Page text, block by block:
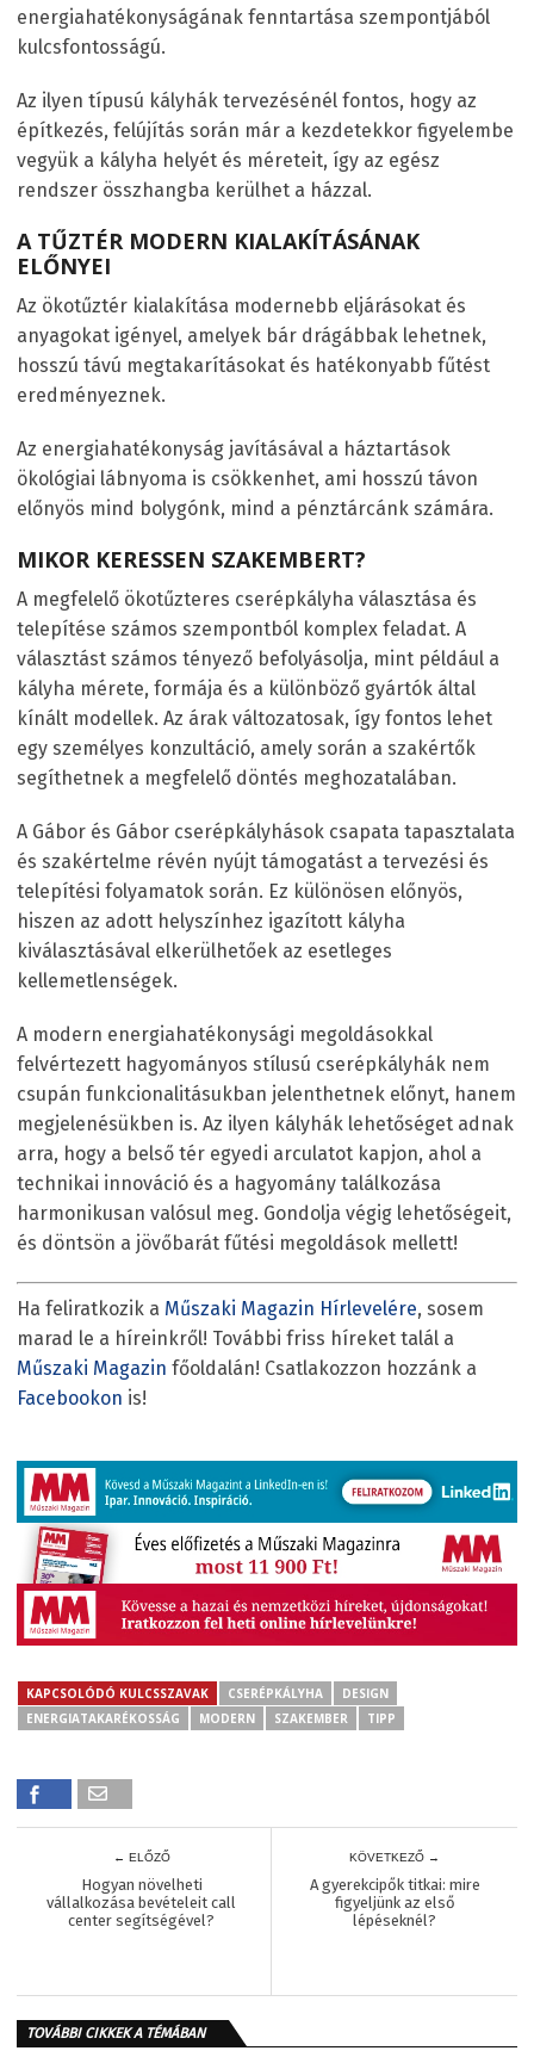
energiahatékonyságának fenntartása szempontjából
kulcsfontosságú.
Az ilyen típusú kályhák tervezésénél fontos, hogy az
építkezés, felújítás során már a kezdetekkor figyelembe
vegyük a kályha helyét és méreteit, így az egész
rendszer összhangba kerülhet a házzal.
A TŰZTÉR MODERN KIALAKÍTÁSÁNAK
ELŐNYEI
Az ökotűztér kialakítása modernebb eljárásokat és
anyagokat igényel, amelyek bár drágábbak lehetnek,
hosszú távú megtakarításokat és hatékonyabb fűtést
eredményeznek.
Az energiahatékonyság javításával a háztartások
ökológiai lábnyoma is csökkenhet, ami hosszú távon
előnyös mind bolygónk, mind a pénztárcánk számára.
MIKOR KERESSEN SZAKEMBERT?
A megfelelő ökotűzteres cserépkályha választása és
telepítése számos szempontból komplex feladat. A
választást számos tényező befolyásolja, mint például a
kályha mérete, formája és a különböző gyártók által
kínált modellek. Az árak változatosak, így fontos lehet
egy személyes konzultáció, amely során a szakértők
segíthetnek a megfelelő döntés meghozatalában.
A Gábor és Gábor cserépkályhások csapata tapasztalata
és szakértelme révén nyújt támogatást a tervezési és
telepítési folyamatok során. Ez különösen előnyös,
hiszen az adott helyszínhez igazított kályha
kiválasztásával elkerülhetőek az esetleges
kellemetlenségek.
A modern energiahatékonysági megoldásokkal
felvértezett hagyományos stílusú cserépkályhák nem
csupán funkcionalitásukban jelenthetnek előnyt, hanem
megjelenésükben is. Az ilyen kályhák lehetőséget adnak
arra, hogy a belső tér egyedi arculatot kapjon, ahol a
technikai innováció és a hagyomány találkozása
harmonikusan valósul meg. Gondolja végig lehetőségeit,
és döntsön a jövőbarát fűtési megoldások mellett!
Ha feliratkozik a Műszaki Magazin Hírlevelére, sosem
marad le a híreinkről! További friss híreket talál a
Műszaki Magazin főoldalán! Csatlakozzon hozzánk a
Facebookon is!
KAPCSOLÓDÓ KULCSSZAVAK CSERÉPKÁLYHA
DESIGN
ENERGIATAKARÉKOSSÁG
MODERN SZAKEMBER TIPP
← ELŐZŐ
Hogyan növelheti
vállalkozása bevételeit call
center segítségével?
KÖVETKEZŐ →
A gyerekcipők titkai: mire
figyeljünk az első
lépéseknél?
TOVÁBBI CIKKEK A TÉMÁBAN